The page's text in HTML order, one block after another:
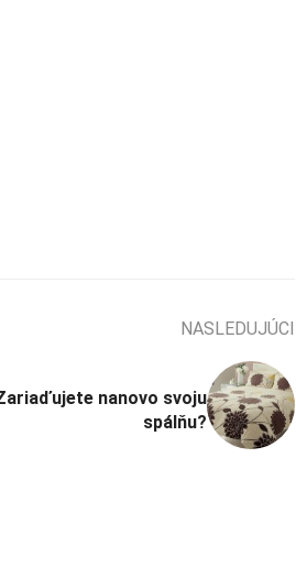
NASLEDUJÚCI
nanovo svoju
spálňu?